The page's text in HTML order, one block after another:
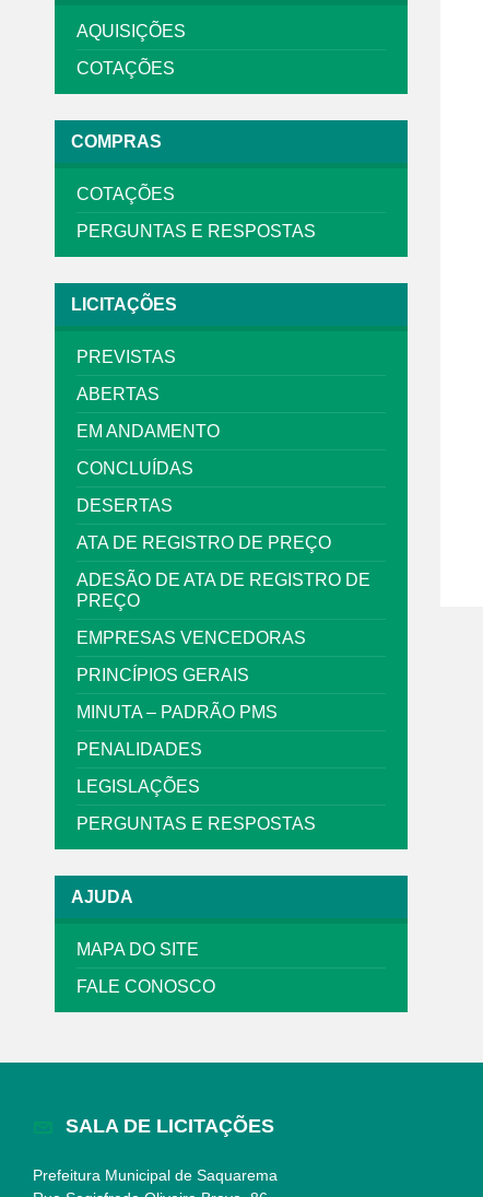
AQUISIÇÕES
COTAÇÕES
COMPRAS
COTAÇÕES
PERGUNTAS E RESPOSTAS
LICITAÇÕES
PREVISTAS
ABERTAS
EM ANDAMENTO
CONCLUÍDAS
DESERTAS
ATA DE REGISTRO DE PREÇO
ADESÃO DE ATA DE REGISTRO DE
PREÇO
EMPRESAS VENCEDORAS
PRINCÍPIOS GERAIS
MINUTA – PADRÃO PMS
PENALIDADES
LEGISLAÇÕES
PERGUNTAS E RESPOSTAS
AJUDA
MAPA DO SITE
FALE CONOSCO
SALA DE LICITAÇÕES
Prefeitura Municipal de Saquarema